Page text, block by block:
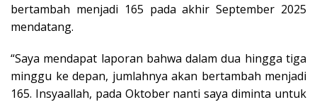
bertambah menjadi 165 pada akhir September 2025
mendatang.
“Saya mendapat laporan bahwa dalam dua hingga tiga
minggu ke depan, jumlahnya akan bertambah menjadi
165. Insyaallah, pada Oktober nanti saya diminta untuk